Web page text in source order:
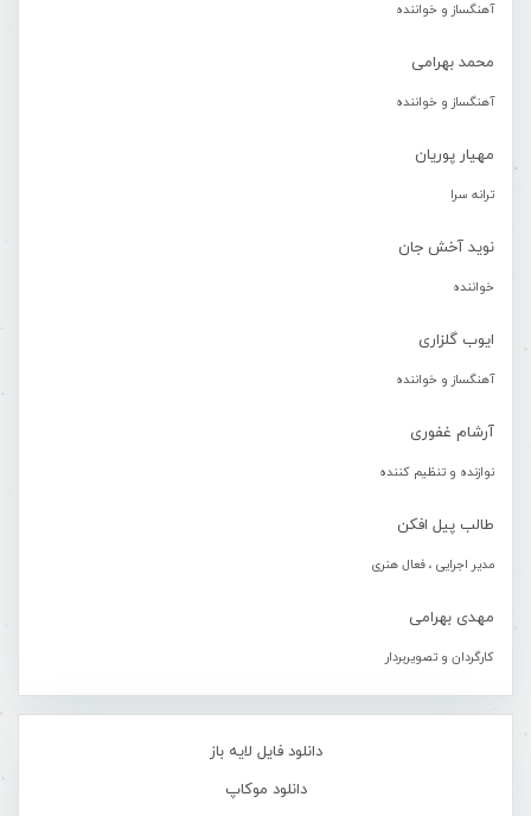
آهنگساز و خواننده
محمد بهرامی
آهنگساز و خواننده
مهیار پوریان
ترانه سرا
نوید آخش جان
خواننده
ایوب گلزاری
آهنگساز و خواننده
آرشام غفوری
نوازنده و تنظیم کننده
طالب پیل افکن
مدیر اجرایی ، فعال هنری
مهدی بهرامی
کارگردان و تصویربردار
دانلود فایل لایه باز
دانلود موکاپ